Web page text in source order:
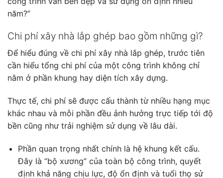
năm?”
Chi phí xây nhà lắp ghép bao gồm những gì?
Để hiểu đúng về chi phí xây nhà lắp ghép, trước tiên
cần hiểu tổng chi phí của một công trình không chỉ
nằm ở phần khung hay diện tích xây dựng.
Thực tế, chi phí sẽ được cấu thành từ nhiều hạng mục
khác nhau và mỗi phần đều ảnh hưởng trực tiếp tới độ
bền cũng như trải nghiệm sử dụng về lâu dài.
Phần quan trọng nhất chính là hệ khung kết cấu.
Đây là “bộ xương” của toàn bộ công trình, quyết
định khả năng chịu lực, độ ổn định và tuổi thọ sử